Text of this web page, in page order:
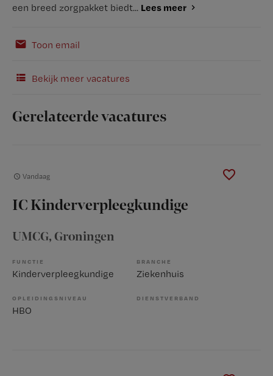
een breed zorgpakket biedt... Lees meer
Toon email
Bekijk meer vacatures
Gerelateerde vacatures
Vandaag
IC Kinderverpleegkundige
UMCG, Groningen
FUNCTIE
Kinderverpleegkundige
BRANCHE
Ziekenhuis
OPLEIDINGSNIVEAU
HBO
DIENSTVERBAND